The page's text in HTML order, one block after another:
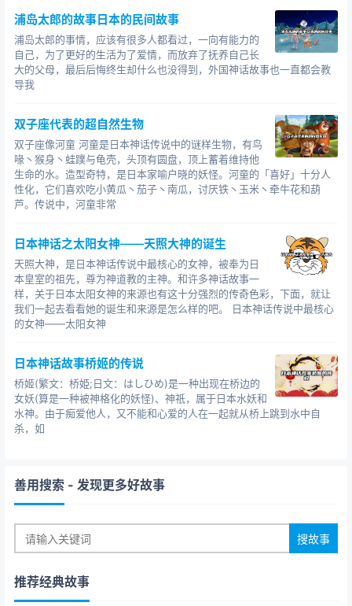
国都闻而惧之。而到了汉武帝时期，汉帝国已经成为世界
上最强大的帝国，匈奴战败后被迫向北逃窜。
张骞出使西域，首次开辟了著名的“丝绸之路”，开通了
东西方贸易的大通道，中国从此成为世界贸易体系的中
威远播，外族开始将中国人称为“汉人”，而汉朝人对这样的
称谓也很满意，“汉”从此成为伟大的华夏民族恒久的代号。
而多年以后，中国又出现了一个唐朝，也是世界公认
的中国最强盛的时代之一。李渊于公元618年建立唐朝，以
长安（今陕西西安）为首都。鼎盛时期的公元7世纪时，中
为“周”，迁都洛阳，称神都，史称武周，也称“大周”。“大
周”国号一直延用到公元705年唐中宗李显复位。
唐朝在天宝十四年（公元755年）安史之乱后日渐衰
落，至天佑四年（公元907年）梁王朱温篡位灭亡。唐朝
治、经济、外交等方面都有辉煌的成就，是当时世界上最
强大的国家。
汉朝和唐朝这两个强盛的帝国之间有很多巧合之处：
其一，它们都前承一个强大而短命的王朝（汉朝之前
且除名义上的改朝换代外，实质上都几乎是前朝的延续。
其三，这两个朝代在开国初期，都有一个女人掌握朝
政大权（汉朝是吕雉，唐朝是武则天），并且在权力回归
后，都有一个中兴时期（文景之治和开元之治）。
浦岛太郎的故事日本的民间故事
浦岛太郎的事情，应该有很多人都看过，一向有能力的
自己，为了更好的生活为了爱情，而放弃了抚养自己长
大的父母，最后后悔终生却什么也没得到，外国神话故事也一直都会教
导我
双子座代表的超自然生物
双子座像河童 河童是日本神话传说中的谜样生物，有鸟
喙丶猴身丶蛙蹼与龟壳，头顶有圆盘，顶上蓄着维持他
生命的水。造型奇特，是日本家喻户晓的妖怪。河童的「喜好」十分人
性化，它们喜欢吃小黄瓜丶茄子丶南瓜，讨厌铁丶玉米丶牵牛花和葫
芦。传说中，河童非常
日本神话之太阳女神——天照大神的诞生
天照大神，是日本神话传说中最核心的女神，被奉为日
本皇室的祖先，尊为神道教的主神。和许多神话故事一
样，关于日本太阳女神的来源也有这十分强烈的传奇色彩，下面，就让
我们一起去看看她的诞生和来源是怎么样的吧。 日本神话传说中最核心
的女神——太阳女神
日本神话故事桥姬的传说
桥姬(繁文：桥姫;日文：はしひめ)是一种出现在桥边的
女妖(算是一种被神格化的妖怪)、神祇，属于日本水妖和
水神。由于痴爱他人，又不能和心爱的人在一起就从桥上跳到水中自
杀，如
善用搜索 - 发现更多好故事
推荐经典故事